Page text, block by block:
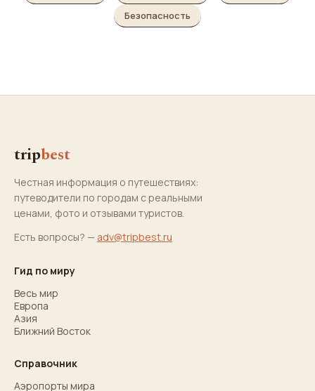
Безопасность
tripbest
Честная информация о путешествиях:
путеводители по городам с реальными
ценами, фото и отзывами туристов.
Есть вопросы? — adv@tripbest.ru
Гид по миру
Весь мир
Европа
Азия
Ближний Восток
Справочник
Аэропорты мира